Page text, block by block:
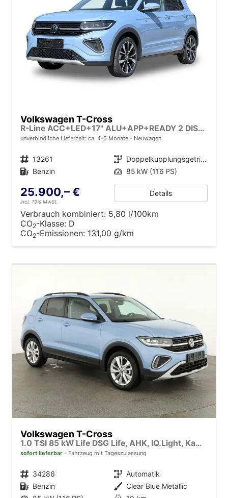
Volkswagen T-Cross
R-Line ACC+LED+17'' ALU+APP+READY 2 DISCOVER
unverbindliche Lieferzeit: ca. 4-5 Monate Neuwagen
Fahrzeugnr. 13261 Getriebe
Doppelkupplungsgetriebe (DSG)
Kraftstoff Benzin Leistung 85 kW (116 PS)
25.900,– €
incl. 19% MwSt.
Details
Verbrauch kombiniert: 5,80 l/100km
CO2-Klasse: D
CO2-Emissionen: 131,00 g/km
Volkswagen T-Cross
1.0 TSI 85 kW Life DSG Life, AHK, IQ.Light, Kamera, ACC, Side, Winter, 17-Zoll
sofort lieferbar Fahrzeug mit Tageszulassung
Fahrzeugnr. 34286 Getriebe Automatik
Kraftstoff Benzin Außenfarbe Clear Blue Metallic